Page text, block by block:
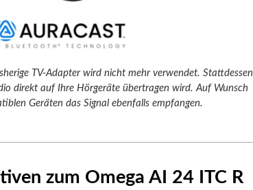
TV-Adapter wird nicht mehr verwendet. Stattdessen
direkt auf Ihre Hörgeräte übertragen wird. Auf Wunsch
Geräten das Signal ebenfalls empfangen.
zum Omega AI 24 ITC R